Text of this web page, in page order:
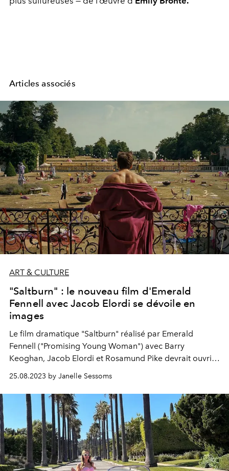
Articles associés
ART & CULTURE
"Saltburn" : le nouveau film d'Emerald
Fennell avec Jacob Elordi se dévoile en
images
Le film dramatique "Saltburn" réalisé par Emerald
Fennell ("Promising Young Woman") avec Barry
Keoghan, Jacob Elordi et Rosamund Pike devrait ouvrir
le festival du film de Londres 2023.
25.08.2023 by Janelle Sessoms